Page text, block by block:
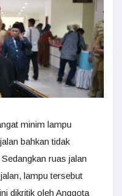
minim lampu
bahkan tidak
ruas jalan
lampu tersebut
dikritik oleh Anggota